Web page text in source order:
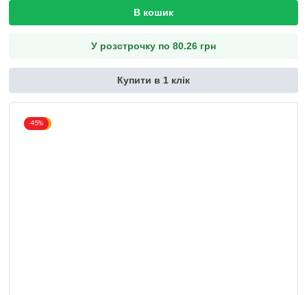
В кошик
У розстрочку по 80.26 грн
Купити в 1 клік
Акція
-45%